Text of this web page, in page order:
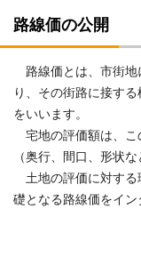
路線価の公開
路線価とは、市街地
り、その街路に接す
をいいます。
宅地の評価額は、こ
（奥行、間口、形状
土地の評価に対する
礎となる路線価をイン